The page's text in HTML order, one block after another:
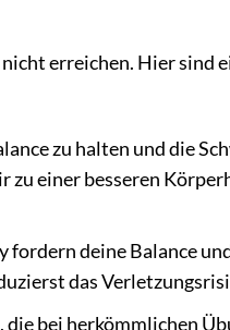
erreichen. Hier sind
zu halten und die
zu einer besseren
fordern deine Balance
das
bei herkömmlichen